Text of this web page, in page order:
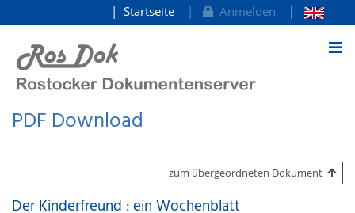
zum Inhalt
Startseite Anmelden
PDF Download
zum übergeordneten Dokument
Der Kinderfreund : ein Wochenblatt